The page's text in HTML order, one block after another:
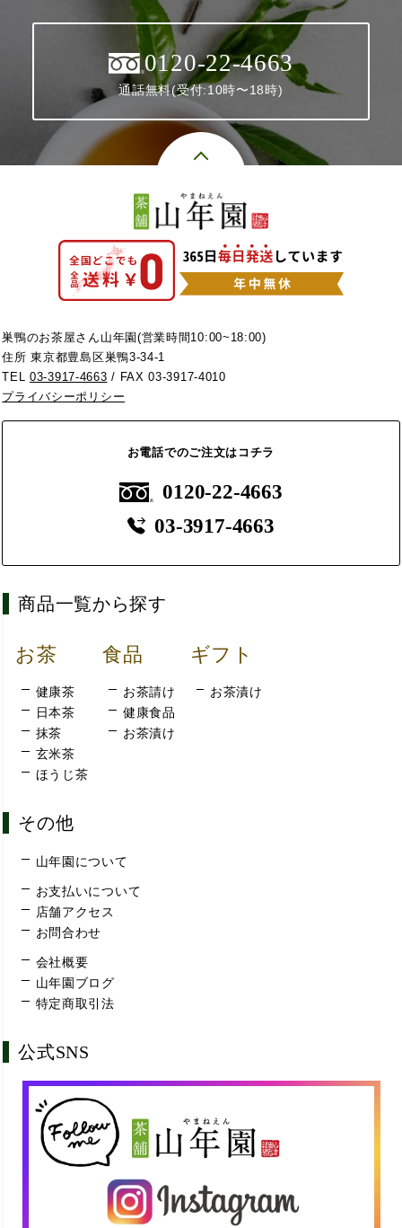
0120-22-4663
通話無料(受付:10時〜18時)
巣鴨のお茶屋さん山年園(営業時間10:00~18:00)
住所 東京都豊島区巣鴨3-34-1
TEL03-3917-4663 / FAX 03-3917-4010
プライバシーポリシー
お電話でのご注文はコチラ
0120-22-4663
03-3917-4663
商品一覧から探す
お茶
健康茶
日本茶
抹茶
玄米茶
ほうじ茶
食品
お茶請け
健康食品
お茶漬け
ギフト
お茶漬け
その他
山年園について
お支払いについて
店舗アクセス
お問合わせ
会社概要
山年園ブログ
特定商取引法
公式SNS